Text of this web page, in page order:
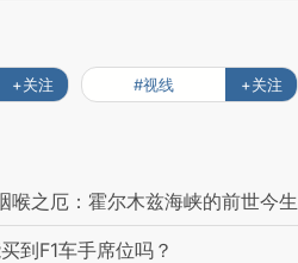
+关注 #视线 +关注
喉之厄：霍尔木兹海峡的前世今生
到F1车手席位吗？